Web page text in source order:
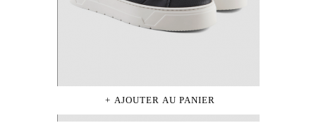
AJOUTER AU PANIER